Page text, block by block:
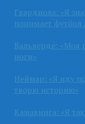
Гвардиола: «Я
понимает футбол
Вальверде: «Моя
ноги»
Неймар: «Я иду
творю историю»
Камавинга: «Я так